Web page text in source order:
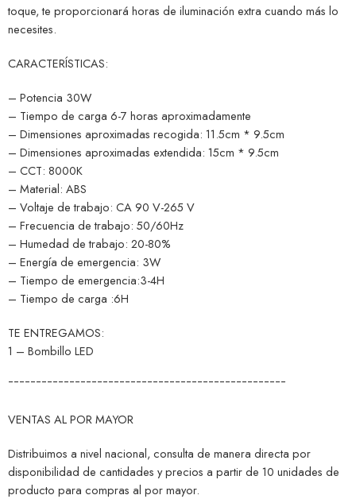
toque, te proporcionará horas de iluminación extra cuando más lo
necesites.
CARACTERÍSTICAS:
– Potencia 30W
– Tiempo de carga 6-7 horas aproximadamente
– Dimensiones aproximadas recogida: 11.5cm * 9.5cm
– Dimensiones aproximadas extendida: 15cm * 9.5cm
– CCT: 8000K
– Material: ABS
– Voltaje de trabajo: CA 90 V-265 V
– Frecuencia de trabajo: 50/60Hz
– Humedad de trabajo: 20-80%
– Energía de emergencia: 3W
– Tiempo de emergencia:3-4H
– Tiempo de carga :6H
TE ENTREGAMOS:
1 – Bombillo LED
¯¯¯¯¯¯¯¯¯¯¯¯¯¯¯¯¯¯¯¯¯¯¯¯¯¯¯¯¯¯¯¯¯¯¯¯¯¯¯¯¯¯¯¯¯¯¯¯¯¯
VENTAS AL POR MAYOR
Distribuimos a nivel nacional, consulta de manera directa por
disponibilidad de cantidades y precios a partir de 10 unidades de
producto para compras al por mayor.